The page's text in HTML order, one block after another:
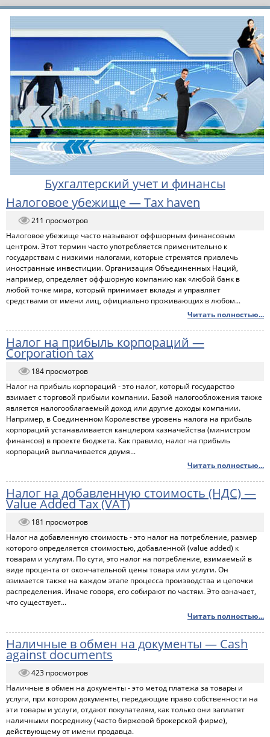
Бухгалтерский учет и финансы
Налоговое убежище — Tax haven
211 просмотров
Налоговое убежище часто называют оффшорным финансовым
центром. Этот термин часто употребляется применительно к
государствам с низкими налогами, которые стремятся привлечь
иностранные инвестиции. Организация Объединенных Наций,
например, определяет оффшорную компанию как «любой банк в
любой точке мира, который принимает вклады и управляет
средствами от имени лиц, официально проживающих в любом...
Читать полностью...
Налог на прибыль корпораций —
Corporation tax
184 просмотров
Налог на прибыль корпораций - это налог, который государство
взимает с торговой прибыли компании. Базой налогообложения также
является налогооблагаемый доход или другие доходы компании.
Например, в Соединенном Королевстве уровень налога на прибыль
корпораций устанавливается канцлером казначейства (министром
финансов) в проекте бюджета. Как правило, налог на прибыль
корпораций выплачивается двумя...
Читать полностью...
Налог на добавленную стоимость (НДС) —
Value Added Tax (VAT)
181 просмотров
Налог на добавленную стоимость - это налог на потребление, размер
которого определяется стоимостью, добавленной (value added) к
товарам и услугам. По сути, это налог на потребление, взимаемый в
виде процента от окончательной цены товара или услуги. Он
взимается также на каждом этапе процесса производства и цепочки
распределения. Иначе говоря, его собирают по частям. Это означает,
что существует...
Читать полностью...
Наличные в обмен на документы — Cash
against documents
423 просмотров
Наличные в обмен на документы - это метод платежа за товары и
услуги, при котором документы, передающие право собственности на
эти товары и услуги, отдают покупателям, как только они заплатят
наличными посреднику (часто биржевой брокерской фирме),
действующему от имени продавца.